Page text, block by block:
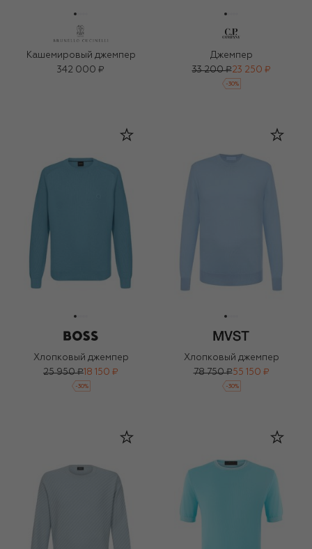
Кашемировый джемпер
342 000 ₽
Джемпер
33 200 ₽23 250 ₽
-30%
Хлопковый джемпер
25 950 ₽ 18 150 ₽
-30%
Хлопковый джемпер
78 750 ₽55 150 ₽
-30%